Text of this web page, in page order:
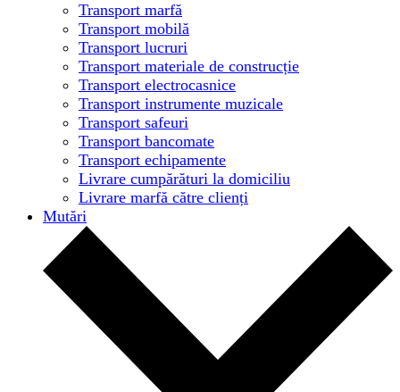
Transport marfă
Transport mobilă
Transport lucruri
Transport materiale de construcție
Transport electrocasnice
Transport instrumente muzicale
Transport safeuri
Transport bancomate
Transport echipamente
Livrare cumpărături la domiciliu
Livrare marfă către clienți
Mutări